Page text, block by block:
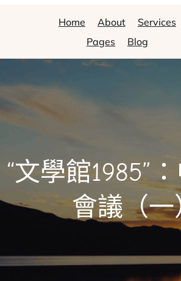
Home About
Services
Pages
Blog
“文學館1985”
會議（